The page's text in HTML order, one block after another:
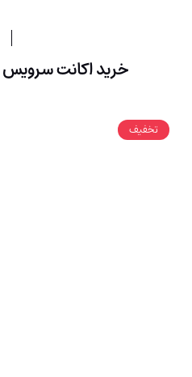
خرید اکانت
تخفیف